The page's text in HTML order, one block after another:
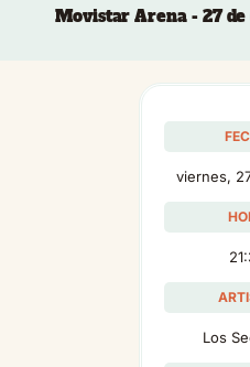
Movistar Arena - 27
viernes,
Los